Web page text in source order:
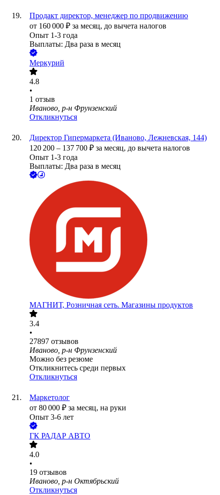
Продакт директор, менеджер по продвижению
от 160 000 ₽ за месяц, до вычета налогов
Опыт 1-3 года
Выплаты: Два раза в месяц
Меркурий
4.8
•
1 отзыв
Иваново, р-н Фрунзенский
Откликнуться
Директор Гипермаркета (Иваново, Лежневская, 144)
120 200 – 137 700 ₽ за месяц, до вычета налогов
Опыт 1-3 года
Выплаты: Два раза в месяц
МАГНИТ, Розничная сеть. Магазины продуктов
3.4
•
27897 отзывов
Иваново, р-н Фрунзенский
Можно без резюме
Откликнитесь среди первых
Откликнуться
Маркетолог
от 80 000 ₽ за месяц, на руки
Опыт 3-6 лет
ГК РАДАР АВТО
4.0
•
19 отзывов
Иваново, р-н Октябрьский
Откликнуться